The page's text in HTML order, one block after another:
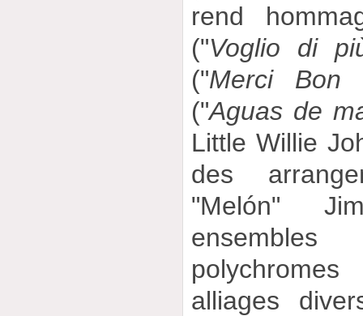
rend
("Voglio di
("Merci Bon
("Aguas de
Little Willie
des
"Melón"
alliages